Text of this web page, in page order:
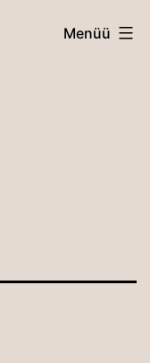
Menüü